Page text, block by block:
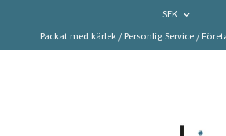
SEK
Packat med kärlek / Personlig Service /